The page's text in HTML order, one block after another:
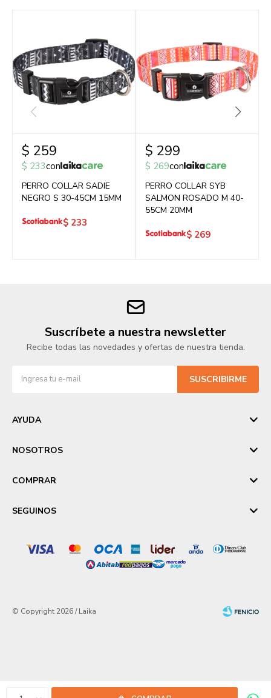
$ 259
$ 233con
PERRO COLLAR SADIE
NEGRO S 30-45CM 15MM
$ 233
$ 299
$ 269con
PERRO COLLAR SYB
SALMON ROSADO M 40-
55CM 20MM
$ 269
Suscríbete a nuestra newsletter
Recibe todas las novedades y ofertas de nuestra tienda.
SUSCRIBIRME
AYUDA
NOSOTROS
COMPRAR
SEGUINOS
© Copyright 2026 / Laika